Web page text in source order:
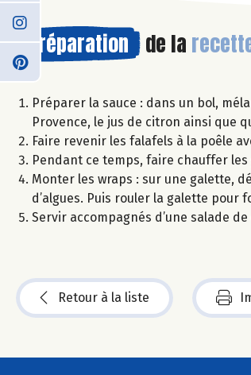
Préparation de la
Préparer la sauce : dans un bol,
Provence, le jus de citron ainsi que
Faire revenir les falafels à la poêle
Pendant ce temps, faire chauffer
Monter les wraps : sur une galette,
d’algues. Puis rouler la galette pour
Servir accompagnés d’une salade
Retour à la liste